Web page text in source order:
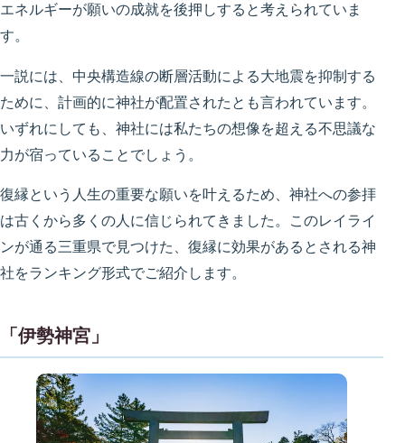
エネルギーが願いの成就を後押しすると考えられていま
す。
一説には、中央構造線の断層活動による大地震を抑制する
ために、計画的に神社が配置されたとも言われています。
いずれにしても、神社には私たちの想像を超える不思議な
力が宿っていることでしょう。
復縁という人生の重要な願いを叶えるため、神社への参拝
は古くから多くの人に信じられてきました。このレイライ
ンが通る三重県で見つけた、復縁に効果があるとされる神
社をランキング形式でご紹介します。
「伊勢神宮」